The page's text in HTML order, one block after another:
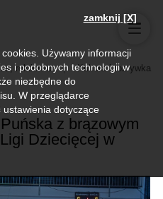
rolnictwo Kultura i rozrywka
z brązowym
Dziecięcej w
zamknij [X]
Używamy informacji
i podobnych technologii w
niezbędne do
W przeglądarce
dotyczące